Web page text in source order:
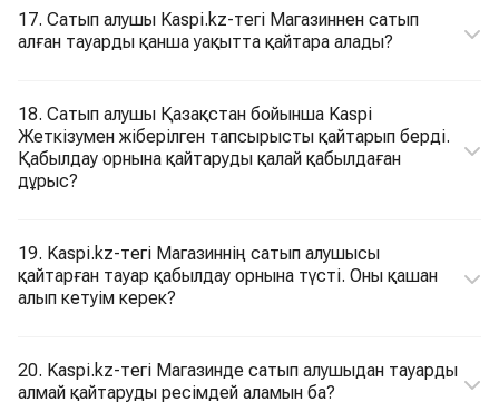
17. Сатып алушы Kaspi.kz-тегі Магазиннен сатып
алған тауарды қанша уақытта қайтара алады?
18. Cатып алушы Қазақстан бойынша Kaspi
Жеткізумен жіберілген тапсырысты қайтарып берді.
Қабылдау орнына қайтаруды қалай қабылдаған
дұрыс?
19. Kaspi.kz-тегі Магазиннің сатып алушысы
қайтарған тауар қабылдау орнына түсті. Оны қашан
алып кетуім керек?
20. Kaspi.kz-тегі Магазинде сатып алушыдан тауарды
алмай қайтаруды ресімдей аламын ба?